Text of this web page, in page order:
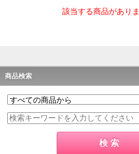
該当する商品があり
商品検索